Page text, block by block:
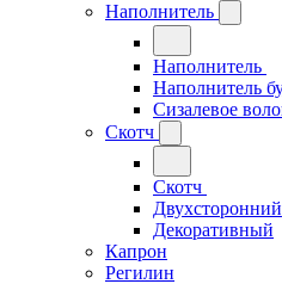
Наполнитель
Наполнитель
Наполнитель
Сизалевое
Скотч
Скотч
Двухсторонний
Декоративный
Капрон
Регилин